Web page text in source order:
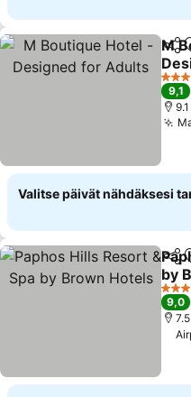
Jaa
M
5
9,1
Valitse päivät nähdäksesi
Jaa
by
4
9,0